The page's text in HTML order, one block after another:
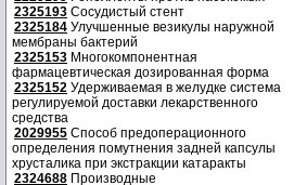
2325193 Сосудистый стент
2325184 Улучшенные везикулы наружной
мембраны бактерий
2325153 Многокомпонентная
фармацевтическая дозированная форма
2325152 Удерживаемая в желудке система
регулируемой доставки лекарственного
средства
2029955 Способ предоперационного
определения помутнения задней капсулы
хрусталика при экстракции катаракты
2324688 Производные